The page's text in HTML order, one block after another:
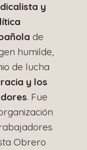
y
de
humilde,
de lucha
y los
. Fue
Obrero